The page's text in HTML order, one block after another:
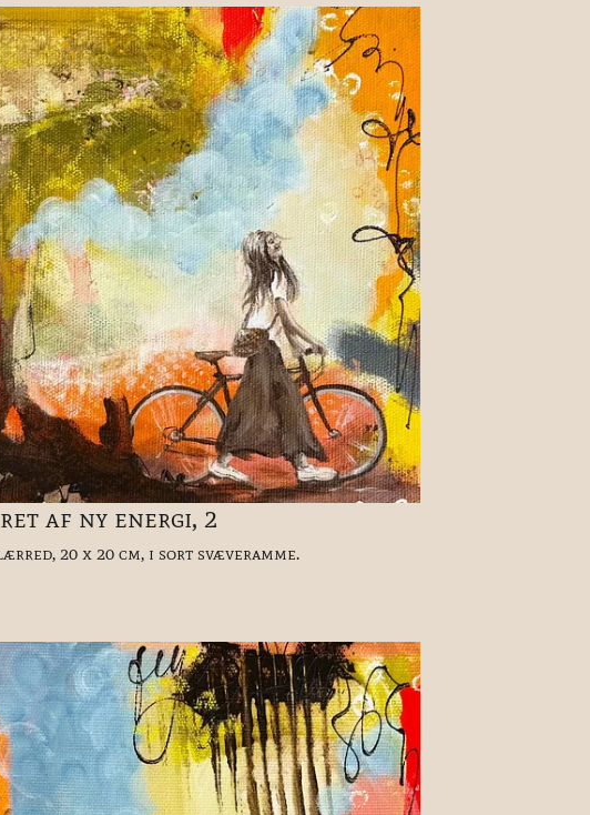
af ny energi, 2
20 x 20 cm, i sort svæveramme.